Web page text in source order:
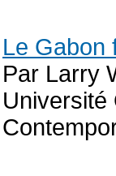
Le Gabon
Par Larry
Université